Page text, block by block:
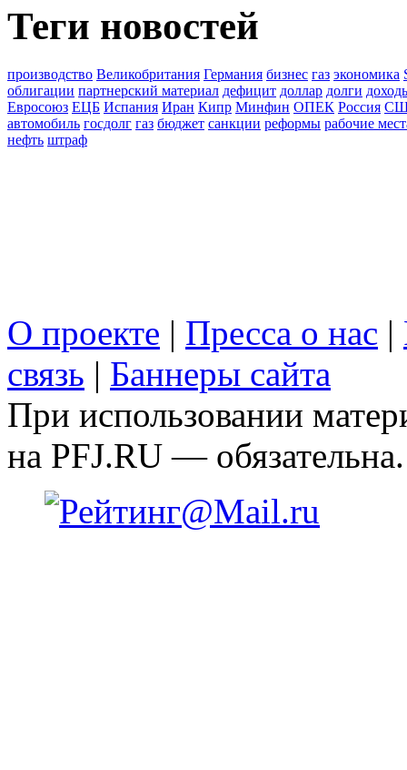
Теги новостей
производство Великобритания Германия бизнес газ экономика
облигации партнерский материал дефицит доллар долги
Евросоюз ЕЦБ Испания Иран Кипр Минфин ОПЕК Россия
автомобиль госдолг газ бюджет санкции реформы рабочие
нефть штраф
О проекте | Пресса о нас |
связь | Баннеры сайта
При использовании
на PFJ.RU — обязательна.